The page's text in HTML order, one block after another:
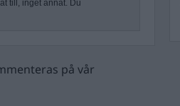
till, inget annat. Du
på vår